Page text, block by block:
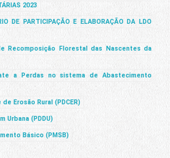
2023
DE PARTICIPAÇÃO E ELABORAÇÃO DA LDO
Recomposição Florestal das Nascentes da
a Perdas no sistema de Abastecimento
Erosão Rural (PDCER)
Urbana (PDDU)
Básico (PMSB)